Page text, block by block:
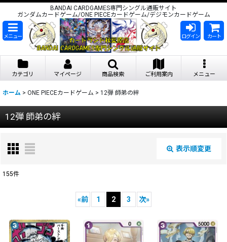
BANDAI CARDGAMES専門シングル通販サイト
ガンダムカードゲーム/ONE PIECEカードゲーム/デジモンカードゲーム
メニュー ログイン カート
カテゴリ マイページ 商品検索 ご利用案内 メニュー
ホーム > ONE PIECEカードゲーム > 12弾 師弟の絆
12弾 師弟の絆
表示順変更
並び順:
155件
«前 1 2 3 次»